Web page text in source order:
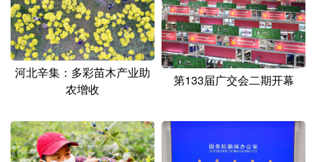
多语种频道
English Español Français عربى
Русский язык
Deutsch Português
河北辛集：多彩苗木产业助
农增收
第133届广交会二期开幕